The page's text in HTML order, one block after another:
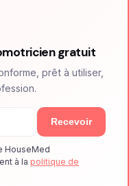
gratuit
prêt à utiliser,
Recevoir
HouseMed
à la politique de